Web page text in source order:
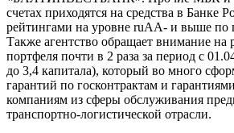
счетах приходятся на средства в Банке
рейтингами на уровне ruAA- и выше по
Также агентство обращает внимание на
портфеля почти в 2 раза за период с
до 3,4 капитала), который во много
гарантий по госконтрактам и
компаниям из сферы обслуживания
транспортно-логистической отрасли.